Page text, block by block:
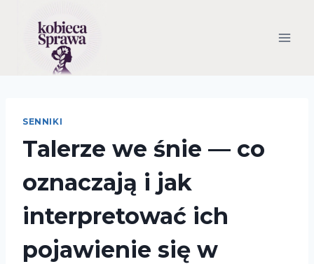
SENNIKI
Talerze we śnie — co
oznaczają i jak
interpretować ich
pojawienie się w